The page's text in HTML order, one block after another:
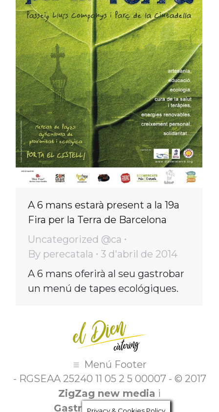
A 6 mans estarà present a la 19a
Fira per la Terra de Barcelona
Uncategorized @ca
By perecatala
3 d'abril de 2014
A 6 mans oferirà al seu gastrobar
un menú de tapes ecológiques.
Menú Footer
- RGSEAA 25240 11 05 2 5 00007 - © 2017
ZigZag new media i
Gastroasesoramiento